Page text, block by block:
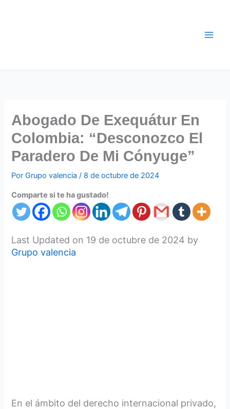
Abogado De Exequátur En
Colombia: “Desconozco El
Paradero De Mi Cónyuge”
PorGrupo valencia/ 8 de octubre de 2024
Comparte si te ha gustado!
Last Updated on 19 de octubre de 2024 by
Grupo valencia
En el ámbito del derecho internacional privado,